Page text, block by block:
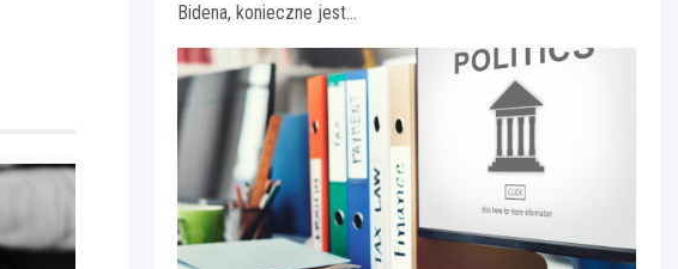
Bidena, konieczne jest…